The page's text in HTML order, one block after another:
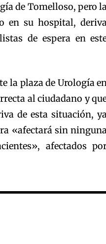
de Tomelloso, pero
en su hospital,
de espera en
la plaza de Urología
al ciudadano y
de esta situación,
«afectará sin
afectados